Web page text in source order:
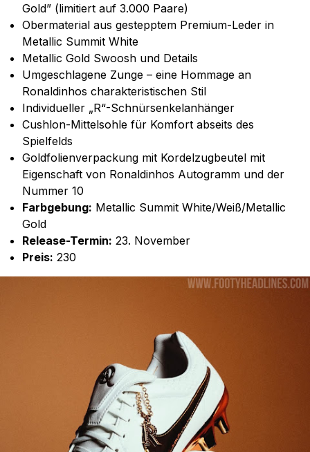
Gold” (limitiert auf 3.000 Paare)
Obermaterial aus gestepptem Premium-Leder in
Metallic Summit White
Metallic Gold Swoosh und Details
Umgeschlagene Zunge – eine Hommage an
Ronaldinhos charakteristischen Stil
Individueller „R“-Schnürsenkelanhänger
Cushlon-Mittelsohle für Komfort abseits des
Spielfelds
Goldfolienverpackung mit Kordelzugbeutel mit
Eigenschaft von Ronaldinhos Autogramm und der
Nummer 10
Farbgebung: Metallic Summit White/Weiß/Metallic
Gold
Release-Termin: 23. November
Preis: 230